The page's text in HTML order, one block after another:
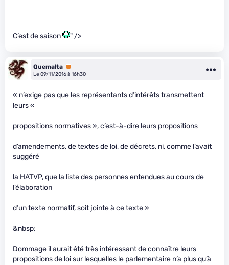
C’est de saison " />
Quemalta Premium
Le 09/11/2016 à 16h30
« n’exige pas que les représentants d’intérêts transmettent
leurs «
propositions normatives », c’est-à-dire leurs propositions
d’amendements, de textes de loi, de décrets, ni, comme l’avait
suggéré
la HATVP, que la liste des personnes entendues au cours de
l’élaboration
d’un texte normatif, soit jointe à ce texte »
&nbsp;
Dommage il aurait été très intéressant de connaître leurs
propositions de loi sur lesquelles le parlementaire n’a plus qu’à